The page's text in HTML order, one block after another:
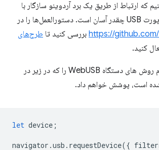
که ارتباط از طریق یک برد آردوینو سازگار با
https:// بررسی کنید تا طرح‌های
نگران نباشید، من تمام روش های دستگاه WebUSB را که در زیر در
شده است، پوشش خواهم داد.
let device ;
navigator .usb . requestDevice({